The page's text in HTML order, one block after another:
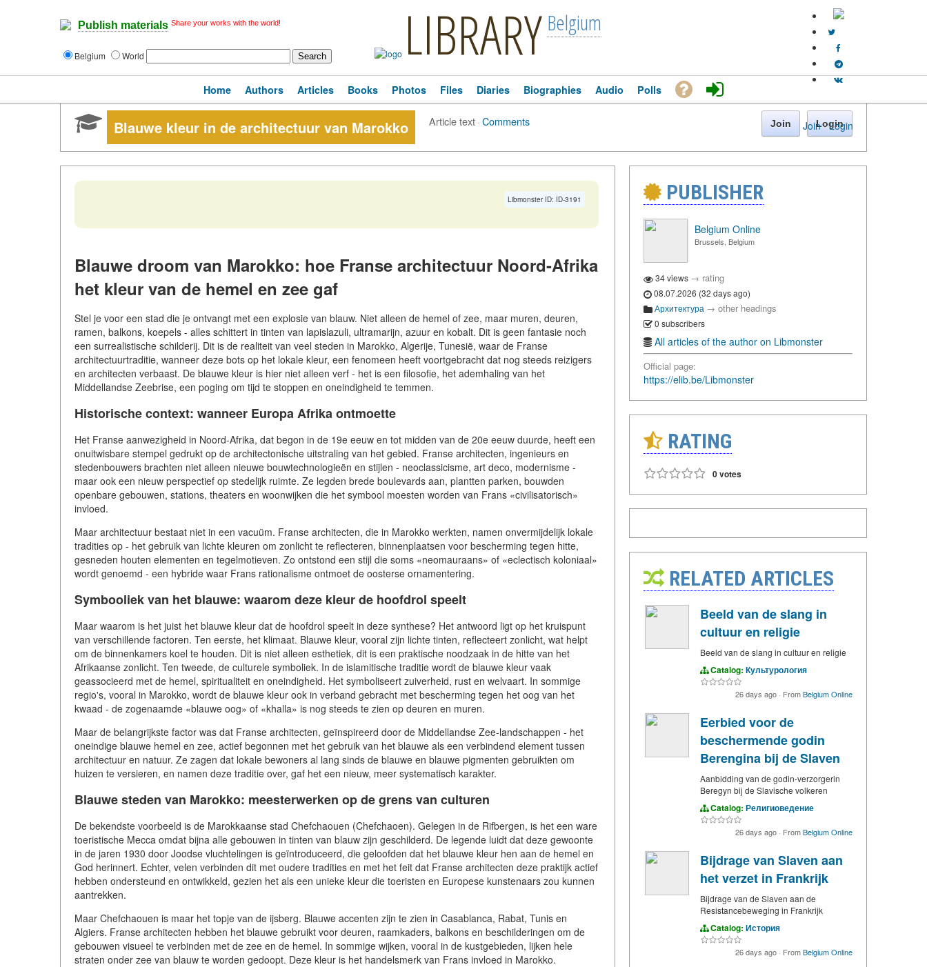
Publish materials Share your works with the world!
Belgium World LIBRARY Belgium
Join · Login
Home Authors Articles Books Photos Files Diaries Biographies Audio Polls
Blauwe kleur in de architectuur van Marokko Article text·Comments Join Login
Libmonster ID: ID-3191
Blauwe droom van Marokko: hoe Franse architectuur Noord-Afrika
het kleur van de hemel en zee gaf
Stel je voor een stad die je ontvangt met een explosie van blauw. Niet alleen de hemel of zee, maar muren, deuren,
ramen, balkons, koepels - alles schittert in tinten van lapislazuli, ultramarijn, azuur en kobalt. Dit is geen fantasie noch
een surrealistische schilderij. Dit is de realiteit van veel steden in Marokko, Algerije, Tunesië, waar de Franse
architectuurtraditie, wanneer deze bots op het lokale kleur, een fenomeen heeft voortgebracht dat nog steeds reizigers
en architecten verbaast. De blauwe kleur is hier niet alleen verf - het is een filosofie, het ademhaling van het
Middellandse Zeebrise, een poging om tijd te stoppen en oneindigheid te temmen.
Historische context: wanneer Europa Afrika ontmoette
Het Franse aanwezigheid in Noord-Afrika, dat begon in de 19e eeuw en tot midden van de 20e eeuw duurde, heeft een
onuitwisbare stempel gedrukt op de architectonische uitstraling van het gebied. Franse architecten, ingenieurs en
stedenbouwers brachten niet alleen nieuwe bouwtechnologieën en stijlen - neoclassicisme, art deco, modernisme -
maar ook een nieuw perspectief op stedelijk ruimte. Ze legden brede boulevards aan, plantten parken, bouwden
openbare gebouwen, stations, theaters en woonwijken die het symbool moesten worden van Frans «civilisatorisch»
invloed.
Maar architectuur bestaat niet in een vacuüm. Franse architecten, die in Marokko werkten, namen onvermijdelijk lokale
tradities op - het gebruik van lichte kleuren om zonlicht te reflecteren, binnenplaatsen voor bescherming tegen hitte,
gesneden houten elementen en tegelmotieven. Zo ontstond een stijl die soms «neomauraans» of «eclectisch koloniaal»
wordt genoemd - een hybride waar Frans rationalisme ontmoet de oosterse ornamentering.
Symbooliek van het blauwe: waarom deze kleur de hoofdrol speelt
Maar waarom is het juist het blauwe kleur dat de hoofdrol speelt in deze synthese? Het antwoord ligt op het kruispunt
van verschillende factoren. Ten eerste, het klimaat. Blauwe kleur, vooral zijn lichte tinten, reflecteert zonlicht, wat helpt
om de binnenkamers koel te houden. Dit is niet alleen esthetiek, dit is een praktische noodzaak in de hitte van het
Afrikaanse zonlicht. Ten tweede, de culturele symboliek. In de islamitische traditie wordt de blauwe kleur vaak
geassocieerd met de hemel, spiritualiteit en oneindigheid. Het symboliseert zuiverheid, rust en welvaart. In sommige
regio's, vooral in Marokko, wordt de blauwe kleur ook in verband gebracht met bescherming tegen het oog van het
kwaad - de zogenaamde «blauwe oog» of «khalla» is nog steeds te zien op deuren en muren.
Maar de belangrijkste factor was dat Franse architecten, geïnspireerd door de Middellandse Zee-landschappen - het
oneindige blauwe hemel en zee, actief begonnen met het gebruik van het blauwe als een verbindend element tussen
architectuur en natuur. Ze zagen dat lokale bewoners al lang sinds de blauwe en blauwe pigmenten gebruikten om
huizen te versieren, en namen deze traditie over, gaf het een nieuw, meer systematisch karakter.
Blauwe steden van Marokko: meesterwerken op de grens van culturen
De bekendste voorbeeld is de Marokkaanse stad Chefchaouen (Chefchaoen). Gelegen in de Rifbergen, is het een ware
toeristische Mecca omdat bijna alle gebouwen in tinten van blauw zijn geschilderd. De legende luidt dat deze gewoonte
in de jaren 1930 door Joodse vluchtelingen is geïntroduceerd, die geloofden dat het blauwe kleur hen aan de hemel en
God herinnert. Echter, velen verbinden dit met oudere tradities en met het feit dat Franse architecten deze praktijk actief
hebben ondersteund en ontwikkeld, gezien het als een unieke kleur die toeristen en Europese kunstenaars zou kunnen
aantrekken.
Maar Chefchaouen is maar het topje van de ijsberg. Blauwe accenten zijn te zien in Casablanca, Rabat, Tunis en
Algiers. Franse architecten hebben het blauwe gebruikt voor deuren, raamkaders, balkons en beschilderingen om de
gebouwen visueel te verbinden met de zee en de hemel. In sommige wijken, vooral in de kustgebieden, lijken hele
straten onder zee van blauw te worden gedoopt. Deze kleur is het handelsmerk van Frans invloed in Marokko.
PUBLISHER
Belgium Online
Brussels, Belgium
34 views → rating
08.07.2026 (32 days ago)
Архитектура → other headings
0 subscribers
All articles of the author on Libmonster
Official page:
https://elib.be/Libmonster
RATING
0 votes
RELATED ARTICLES
Beeld van de slang in
cultuur en religie
Beeld van de slang in cultuur en religie
Catalog: Культурология
26 days ago · FromBelgium Online
Eerbied voor de
beschermende godin
Berengina bij de Slaven
Aanbidding van de godin-verzorgerin
Beregyn bij de Slavische volkeren
Catalog: Религиоведение
26 days ago · FromBelgium Online
Bijdrage van Slaven aan
het verzet in Frankrijk
Bijdrage van de Slaven aan de
Resistancebeweging in Frankrijk
Catalog: История
26 days ago · FromBelgium Online